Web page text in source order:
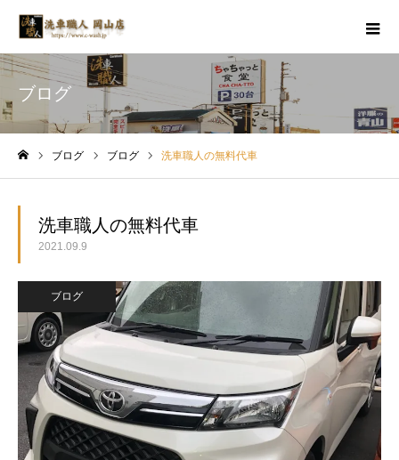
ブログ
ブログ ブログ 洗車職人の無料代車
洗車職人の無料代車
2021.09.9
ブログ